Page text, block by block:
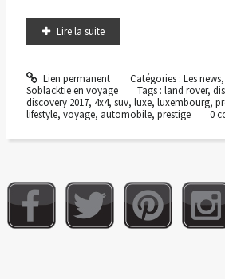
Lire la suite
Lien permanent Catégories : Les news,
Soblacktie en voyage
Tags :land rover,
discovery 2017, 4x4, suv, luxe, luxembourg,
lifestyle, voyage, automobile, prestige 0